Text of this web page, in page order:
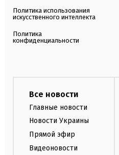
Политика использования
искусственного интеллекта
Политика
конфиденциальности
Все новости
Главные новости
Новости Украины
Прямой эфир
Видеоновости